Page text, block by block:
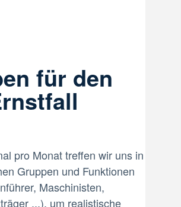
für den
pro Monat treffen wir uns in
Gruppen und Funktionen
Maschinisten,
...), um realistische